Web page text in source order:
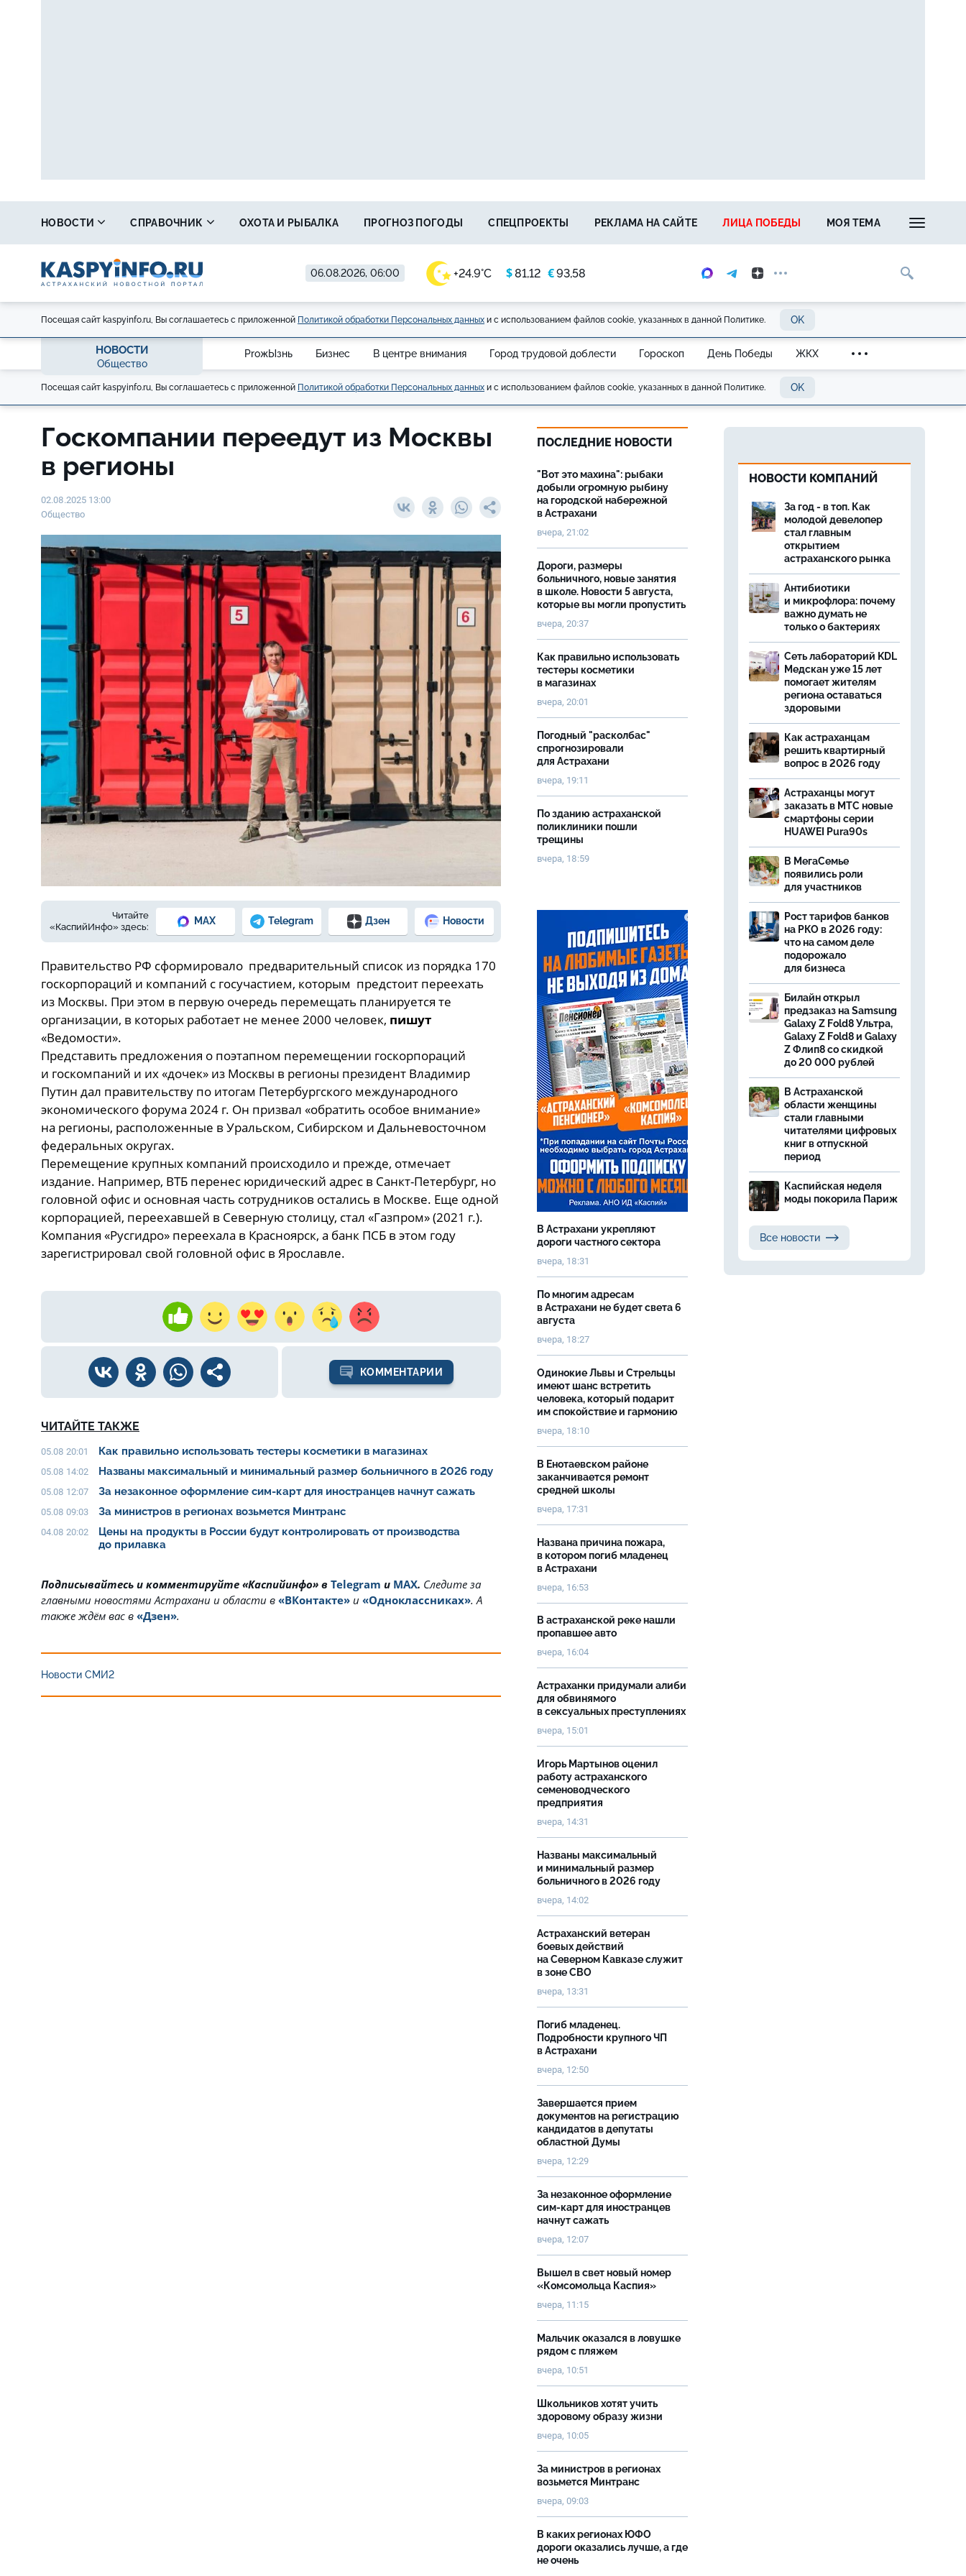
06.08.2026, 06:00 +24.9°C $81,12 €93,58
НОВОСТИ СПРАВОЧНИК ОХОТА И РЫБАЛКА ПРОГНОЗ ПОГОДЫ СПЕЦПРОЕКТЫ РЕКЛАМА НА САЙТЕ ЛИЦА ПОБЕДЫ МОЯ ТЕМА
Посещая сайт kaspyinfo.ru, Вы соглашаетесь с приложенной Политикой обработки Персональных данных и с использованием файлов cookie, указанных в данной Политике. OK
НОВОСТИ
Общество
ProжЫзнь Бизнес В центре внимания Город трудовой доблести Гороскоп День Победы ЖКХ
Посещая сайт kaspyinfo.ru, Вы соглашаетесь с приложенной Политикой обработки Персональных данных и с использованием файлов cookie, указанных в данной Политике. OK
Госкомпании переедут из Москвы
в регионы
02.08.2025 13:00
Общество
Читайте
«КаспийИнфо» здесь:
MAX Telegram Дзен Новости
Правительство РФ сформировало предварительный список из порядка 170
госкорпораций и компаний с госучастием, которым предстоит переехать
из Москвы. При этом в первую очередь перемещать планируется те
организации, в которых работает не менее 2000 человек, пишут
«Ведомости».
Представить предложения о поэтапном перемещении госкорпораций
и госкомпаний и их «дочек» из Москвы в регионы президент Владимир
Путин дал правительству по итогам Петербургского международного
экономического форума 2024 г. Он призвал «обратить особое внимание»
на регионы, расположенные в Уральском, Сибирском и Дальневосточном
федеральных округах.
Перемещение крупных компаний происходило и прежде, отмечает
издание. Например, ВТБ перенес юридический адрес в Санкт-Петербург, но
головной офис и основная часть сотрудников остались в Москве. Еще одной
корпорацией, переехавшей в Северную столицу, стал «Газпром» (2021 г.).
Компания «Русгидро» переехала в Красноярск, а банк ПСБ в этом году
зарегистрировал свой головной офис в Ярославле.
КОММЕНТАРИИ
ЧИТАЙТЕ ТАКЖЕ
05.08 20:01 Как правильно использовать тестеры косметики в магазинах
05.08 14:02 Названы максимальный и минимальный размер больничного в 2026 году
05.08 12:07 За незаконное оформление сим-карт для иностранцев начнут сажать
05.08 09:03 За министров в регионах возьмется Минтранс
04.08 20:02
Цены на продукты в России будут контролировать от производства
до прилавка
Подписывайтесь и комментируйте «Каспийинфо» в Telegram и MAX. Cледите за
главными новостями Астрахани и области в «ВКонтакте» и «Одноклассниках». А
также ждём вас в «Дзен».
Новости СМИ2
ПОСЛЕДНИЕ НОВОСТИ
"Вот это махина": рыбаки
добыли огромную рыбину
на городской набережной
в Астрахани
вчера, 21:02
Дороги, размеры
больничного, новые занятия
в школе. Новости 5 августа,
которые вы могли пропустить
вчера, 20:37
Как правильно использовать
тестеры косметики
в магазинах
вчера, 20:01
Погодный "расколбас"
спрогнозировали
для Астрахани
вчера, 19:11
По зданию астраханской
поликлиники пошли
трещины
вчера, 18:59
В Астрахани укрепляют
дороги частного сектора
вчера, 18:31
По многим адресам
в Астрахани не будет света 6
августа
вчера, 18:27
Одинокие Львы и Стрельцы
имеют шанс встретить
человека, который подарит
им спокойствие и гармонию
вчера, 18:10
В Енотаевском районе
заканчивается ремонт
средней школы
вчера, 17:31
Названа причина пожара,
в котором погиб младенец
в Астрахани
вчера, 16:53
В астраханской реке нашли
пропавшее авто
вчера, 16:04
Астраханки придумали алиби
для обвинямого
в сексуальных преступлениях
вчера, 15:01
Игорь Мартынов оценил
работу астраханского
семеноводческого
предприятия
вчера, 14:31
Названы максимальный
и минимальный размер
больничного в 2026 году
вчера, 14:02
Астраханский ветеран
боевых действий
на Северном Кавказе служит
в зоне СВО
вчера, 13:31
Погиб младенец.
Подробности крупного ЧП
в Астрахани
вчера, 12:50
Завершается прием
документов на регистрацию
кандидатов в депутаты
областной Думы
вчера, 12:29
За незаконное оформление
сим-карт для иностранцев
начнут сажать
вчера, 12:07
Вышел в свет новый номер
«Комсомольца Каспия»
вчера, 11:15
Мальчик оказался в ловушке
рядом с пляжем
вчера, 10:51
Школьников хотят учить
здоровому образу жизни
вчера, 10:05
За министров в регионах
возьмется Минтранс
вчера, 09:03
В каких регионах ЮФО
дороги оказались лучше, а где
не очень
НОВОСТИ КОМПАНИЙ
За год - в топ. Как
молодой девелопер
стал главным
открытием
астраханского рынка
Антибиотики
и микрофлора: почему
важно думать не
только о бактериях
Сеть лабораторий KDL
Медскан уже 15 лет
помогает жителям
региона оставаться
здоровыми
Как астраханцам
решить квартирный
вопрос в 2026 году
Астраханцы могут
заказать в МТС новые
смартфоны серии
HUAWEI Pura90s
В МегаСемье
появились роли
для участников
Рост тарифов банков
на РКО в 2026 году:
что на самом деле
подорожало
для бизнеса
Билайн открыл
предзаказ на Samsung
Galaxy Z Fold8 Ультра,
Galaxy Z Fold8 и Galaxy
Z Флип8 со скидкой
до 20 000 рублей
В Астраханской
области женщины
стали главными
читателями цифровых
книг в отпускной
период
Каспийская неделя
моды покорила Париж
Все новости